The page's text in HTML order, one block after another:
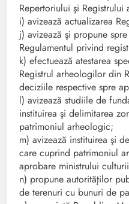
Repertoriului şi
i) avizează actualizarea
j) avizează şi propune
Regulamentul privind
k) efectuează atestarea
Registrul arheologilor din
deciziile respective spre
l) avizează studiile de
instituirea şi delimitarea
patrimoniul arheologic;
m) avizează instituirea şi
care cuprind patrimoniul
aprobare ministrului
n) propune autorităţilor
de terenuri cu bunuri de